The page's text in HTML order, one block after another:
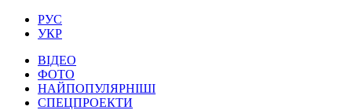
РУС
УКР
ВІДЕО
ФОТО
НАЙПОПУЛЯРНІШІ
СПЕЦПРОЕКТИ